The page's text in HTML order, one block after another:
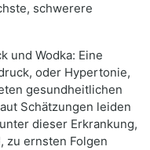
schwerere
und Wodka: Eine
oder Hypertonie,
gesundheitlichen
Schätzungen leiden
dieser Erkrankung,
zu ernsten Folgen